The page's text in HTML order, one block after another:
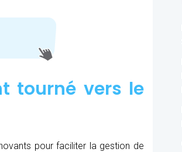
tourné vers le
pour faciliter la gestion de